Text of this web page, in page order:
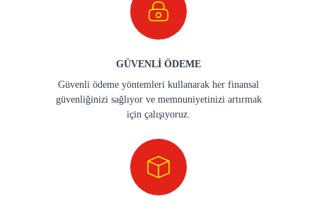
GÜVENLİ ÖDEME
Güvenli ödeme yöntemleri kullanarak her finansal
güvenliğinizi sağlıyor ve memnuniyetinizi artırmak
için çalışıyoruz.